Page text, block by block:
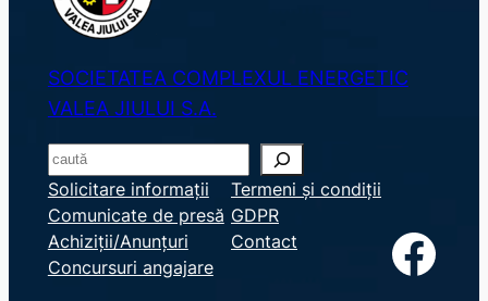
SOCIETATEA COMPLEXUL ENERGETIC
VALEA JIULUI S.A.
S
e
a
r
c
Solicitare informații
Comunicate de presă
Achiziții/Anunțuri
Concursuri angajare
Termeni și condiții
GDPR
Contact
Facebook